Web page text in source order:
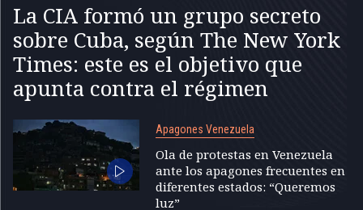
La CIA formó un grupo secreto
sobre Cuba, según The New York
Times: este es el objetivo que
apunta contra el régimen
Apagones Venezuela
Ola de protestas en Venezuela
ante los apagones frecuentes en
diferentes estados: “Queremos
luz”